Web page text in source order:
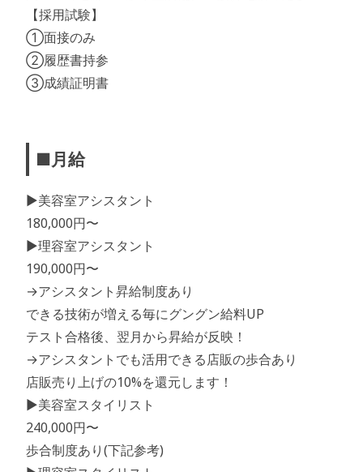
【採用試験】
①面接のみ
②履歴書持参
③成績証明書
■月給
▶︎美容室アシスタント
180,000円〜
▶︎理容室アシスタント
190,000円〜
→アシスタント昇給制度あり
できる技術が増える毎にグングン給料UP
テスト合格後、翌月から昇給が反映！
→アシスタントでも活用できる店販の歩合あり
店販売り上げの10%を還元します！
▶︎美容室スタイリスト
240,000円〜
歩合制度あり(下記参考)